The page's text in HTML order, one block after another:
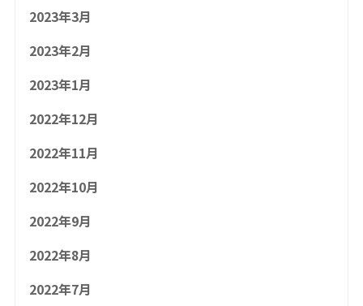
2023年3月
2023年2月
2023年1月
2022年12月
2022年11月
2022年10月
2022年9月
2022年8月
2022年7月